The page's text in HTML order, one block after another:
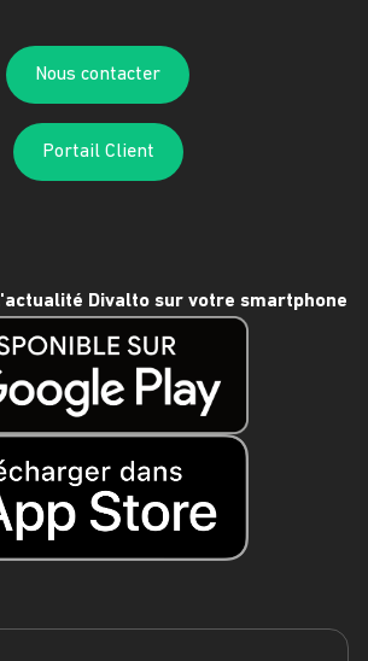
Nous contacter
Portail Client
Divalto sur votre smartphone